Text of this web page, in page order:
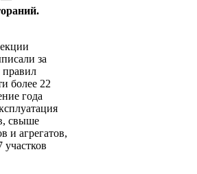
за
более 22
года
свыше
и агрегатов,